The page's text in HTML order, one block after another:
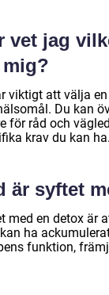
vet jag
viktigt att välja
Du kan
för råd och
krav du kan ha.
är syftet
med en detox är
ha
funktion,